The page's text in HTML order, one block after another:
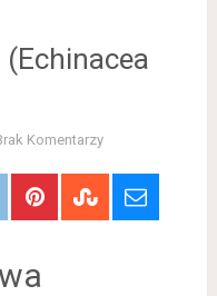
Komentarzy